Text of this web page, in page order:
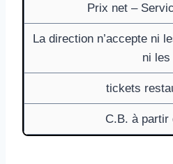
Prix net –
La direction n’accepte ni
ni les
tickets
C.B. à partir